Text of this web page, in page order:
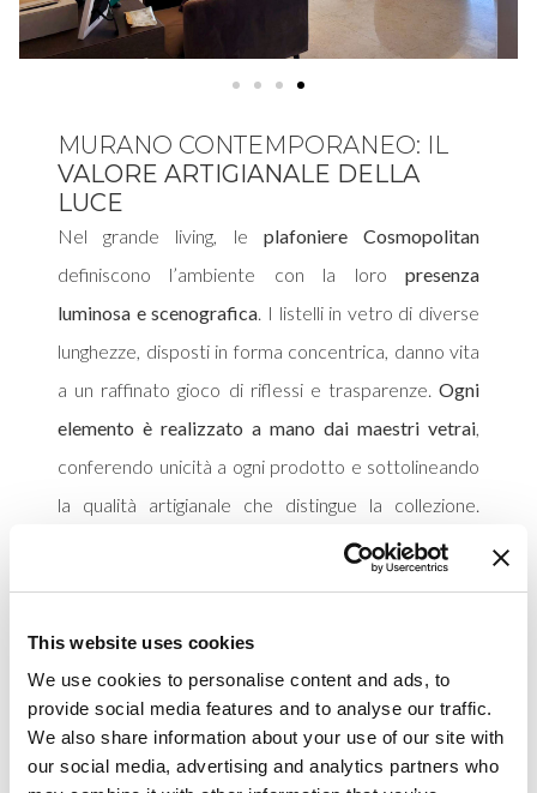
This website uses cookies
We use cookies to personalise content and ads, to
provide social media features and to analyse our traffic.
We also share information about your use of our site with
our social media, advertising and analytics partners who
MURANO CONTEMPORANEO: IL
VALORE ARTIGIANALE DELLA
LUCE
Nel grande living, le plafoniere Cosmopolitan
definiscono l’ambiente con la loro presenza
luminosa e scenografica . I listelli in vetro di diverse
lunghezze, disposti in forma concentrica, danno vita
a un raffinato gioco di riflessi e trasparenze. Ogni
elemento è realizzato a mano dai maestri vetrai
conferendo unicità a ogni prodotto e sottolineando
la qualità artigianale che distingue la collezione.
L’effetto complessivo è quello di unaluce sofisticata
, perfettamente integrata nel linguaggio
Nella zona pranzo, la stessa collezione è
reinterpretata in unaversione customrettangolare
sospesa sopra il tavolo: una soluzione su misura che